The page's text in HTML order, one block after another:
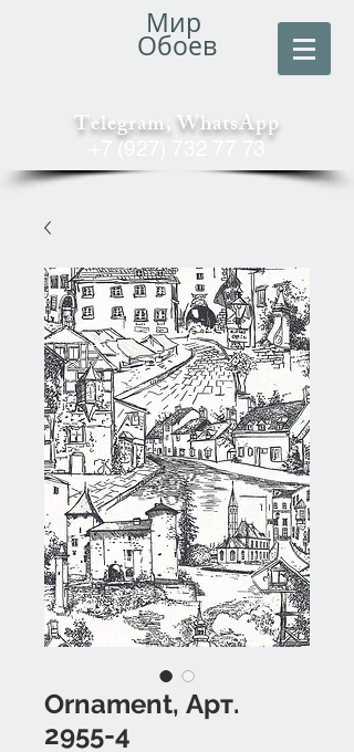
Мир
Обоев
Telegram, WhatsApp
+7 (927) 732 77 73
Ornament, Арт.
2955-4